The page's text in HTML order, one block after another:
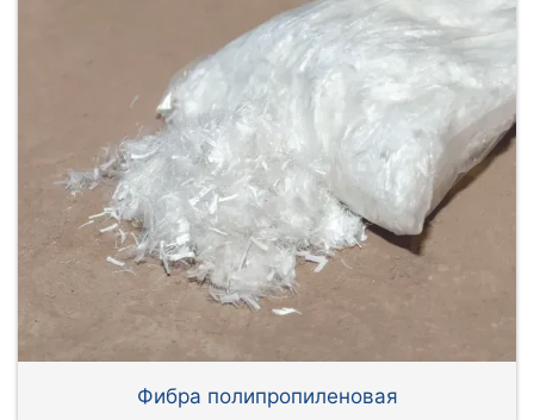
Фибра полипропиленовая